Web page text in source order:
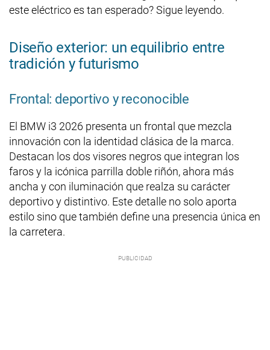
este eléctrico es tan esperado? Sigue leyendo.
Diseño exterior: un equilibrio entre
tradición y futurismo
Frontal: deportivo y reconocible
El BMW i3 2026 presenta un frontal que mezcla
innovación con la identidad clásica de la marca.
Destacan los dos visores negros que integran los
faros y la icónica parrilla doble riñón, ahora más
ancha y con iluminación que realza su carácter
deportivo y distintivo. Este detalle no solo aporta
estilo sino que también define una presencia única en
la carretera.